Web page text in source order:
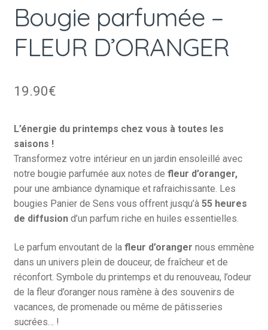
Bougie parfumée –
FLEUR D’ORANGER
19.90€
L’énergie du printemps chez vous à toutes les
saisons !
Transformez votre intérieur en un jardin ensoleillé avec
notre bougie parfumée aux notes de fleur d’oranger,
pour une ambiance dynamique et rafraichissante. Les
bougies Panier de Sens vous offrent jusqu’à 55 heures
de diffusiond’un parfum riche en huiles essentielles.
Le parfum envoutant de la fleur d’oranger nous emmène
dans un univers plein de douceur, de fraîcheur et de
réconfort. Symbole du printemps et du renouveau, l’odeur
de la fleur d’oranger nous ramène à des souvenirs de
vacances, de promenade ou même de pâtisseries
sucrées… !